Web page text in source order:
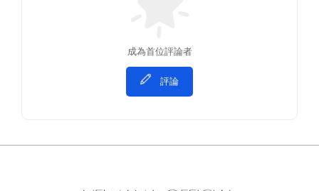
成為首位評論者
評論